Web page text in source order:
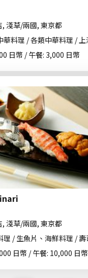
淺草/兩國, 東京都
華料理 / 各類中華料理 / 上
日幣 / 午餐: 3,000 日幣
淺草/兩國, 東京都
理 / 生魚片、海鮮料理 /
日幣 / 午餐: 10,000 日幣